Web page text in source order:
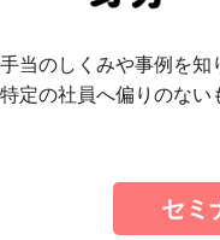
手当のしくみや事例を知
特定の社員へ偏りのない
セミ